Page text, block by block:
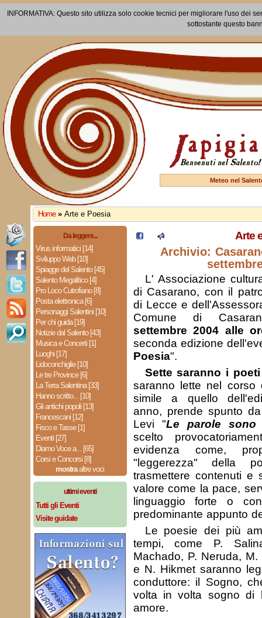
INFORMATIVA: Questo sito utilizza solo cookie tecnici per migliorare l'uso dei
sottostante questo
Meteo nel
Home » Arte e Poesia
Da leggere...
Virus informatici [14]
Sviluppo Web [10]
Spiagge del Salento [45]
Salento Megalitico [4]
Pro Loco Cutrofiano [8]
Posta elettronica [6]
Personaggi Salentini [10]
Per chi guida [19]
Notizie dal Salento [43]
Musica e Concerti [1]
Luoghi [17]
Lidoconchiglie [10]
Le tre Province [6]
La Terra Salentina [33]
Hanno scritto... [10]
Gli antichi popoli [13]
Francescani [12]
Fisco e Tasse [1]
Eventi [27]
Diamo Voce a... [65]
Corsi e Concorsi [8]
mostraaltre voci
ultimi eventi
Tutti gli Eventi
Visite guidate
Arte
Archivio:
L' Associazione
di Casarano, con il
di Lecce e
Comune di
settembre 2004 alle
seconda edizione
Poesia".
Sette saranno i
saranno lette nel corso
simile a quello
anno, prende spunto
Levi "Le parole sono
scelto
evidenza come,
"leggerezza" della
trasmettere contenuti e
valore come la pace,
linguaggio forte o
predominante appunto
Le poesie dei più
tempi, come P.
Machado, P. Neruda,
e N. Hikmet saranno
conduttore: il Sogno,
volta in volta sogno di
amore.